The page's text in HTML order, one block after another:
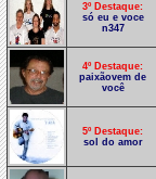
3º Destaque:
só eu e voce
n347
4º Destaque:
paixãovem de
você
5º Destaque:
sol do amor